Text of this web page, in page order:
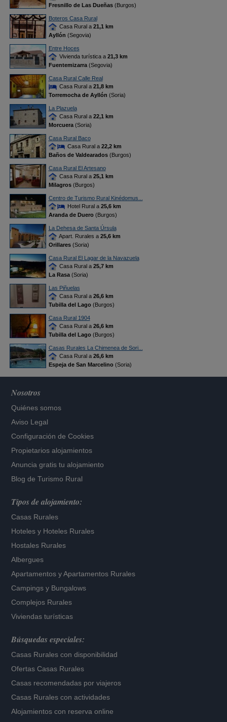
Fresnillo de Las Dueñas(Burgos)
Boteros Casa Rural
Casa Rural a 21,1 km
Ayllón (Segovia)
Entre Hoces
Vivienda turística a 21,3 km
Fuentemizarra(Segovia)
Casa Rural Calle Real
Casa Rural a 21,8 km
Torremocha de Ayllón (Soria)
La Plazuela
Casa Rural a 22,1 km
Morcuera(Soria)
Casa Rural Baco
Casa Rural a 22,2 km
Baños de Valdearados(Burgos)
Casa Rural El Artesano
Casa Rural a 25,1 km
Milagros(Burgos)
Centro de Turismo Rural Kinédomus...
Hotel Rural a 25,6 km
Aranda de Duero(Burgos)
La Dehesa de Santa Úrsula
Apart. Rurales a 25,6 km
Orillares(Soria)
Casa Rural El Lagar de la Navazuela
Casa Rural a 25,7 km
La Rasa(Soria)
Las Piñuelas
Casa Rural a 26,6 km
Tubilla del Lago(Burgos)
Casa Rural 1904
Casa Rural a 26,6 km
Tubilla del Lago(Burgos)
Casas Rurales La Chimenea de Sori...
Casa Rural a 26,6 km
Espeja de San Marcelino(Soria)
Nosotros
Quiénes somos
Aviso Legal
Configuración de Cookies
Propietarios alojamientos
Anuncia gratis tu alojamiento
Blog de Turismo Rural
Tipos de alojamiento:
Casas Rurales
Hoteles y Hoteles Rurales
Hostales Rurales
Albergues
Apartamentos yApartamentos Rurales
Campings y Bungalows
Complejos Rurales
Viviendas turísticas
Búsquedas especiales:
Casas Rurales con disponibilidad
Ofertas Casas Rurales
Casas recomendadas por viajeros
Casas Rurales con actividades
Alojamientos con reserva online